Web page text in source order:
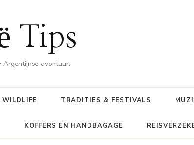
Tips
Argentijnse avontuur.
WILDLIFE TRADITIES & FESTIVALS
KOFFERS EN HANDBAGAGE